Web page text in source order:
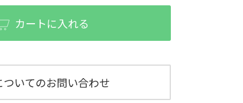
カートに入れる
ついてのお問い合わせ